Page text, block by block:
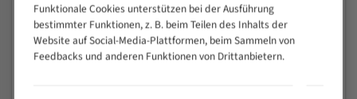
> 500
0,75/1,25
Vorteile:
Funktionale Cookies unterstützen bei der Ausführung
bestimmter Funktionen, z. B. beim Teilen des Inhalts der
Website auf Social-Media-Plattformen, beim Sammeln von
Feedbacks und anderen Funktionen von Drittanbietern.